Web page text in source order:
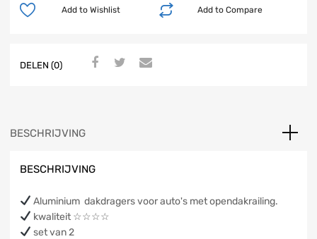
Add to Compare
Add to Wishlist
DELEN (0)
BESCHRIJVING
BESCHRIJVING
Aluminium dakdragers voor auto's met opendakrailing.
kwaliteit ☆☆☆☆
set van 2